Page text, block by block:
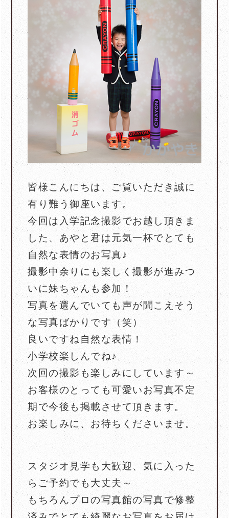
皆様こんにちは、ご覧いただき誠に
有り難う御座います。
今回は入学記念撮影でお越し頂きま
した、あやと君は元気一杯でとても
自然な表情のお写真♪
撮影中余りにも楽しく撮影が進みつ
いに妹ちゃんも参加！
写真を選んでいても声が聞こえそう
な写真ばかりです（笑）
良いですね自然な表情！
小学校楽しんでね♪
次回の撮影も楽しみにしています～
お客様のとっても可愛いお写真不定
期で今後も掲載させて頂きます。
お楽しみに、お待ちくださいませ。
スタジオ見学も大歓迎、気に入った
らご予約でも大丈夫～
もちろんプロの写真館の写真で修整